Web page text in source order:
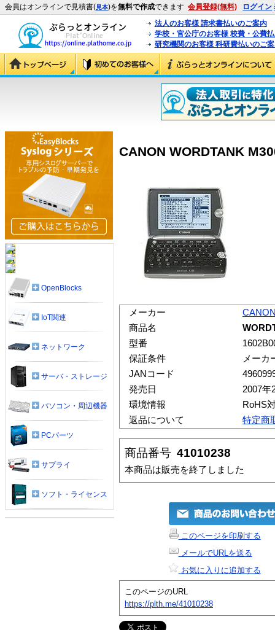
会員はオンラインで見積書(見本)を無料で作成できます 会員登録(無料) ログイン
法人のお客様 請求書払いのご案内
学校・官公庁のお客様 校費・公費
研究機関のお客様 科研費払いのご
CANON WORDTANK
メーカー
商品名
型番
保証条件
メーカ
JANコード
発売日
2007年
環境情報
RoHS
返品について
特定商
商品番号 41010238
本商品は販売を終了しました
このページを印刷する
メールでURLを送る
お気に入りに追加する
このページのURL
https://plth.me/41010238
OpenBlocks
IoT関連
ネットワーク
サーバ・ストレージ
パソコン・周辺機器
PCパーツ
サプライ
ソフト・ライセンス